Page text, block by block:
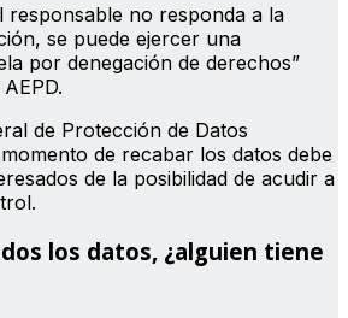
responsable no responda a la
se puede ejercer una
por denegación de derechos”
de Protección de Datos
de recabar los datos debe
de la posibilidad de acudir a
los datos, ¿alguien tiene